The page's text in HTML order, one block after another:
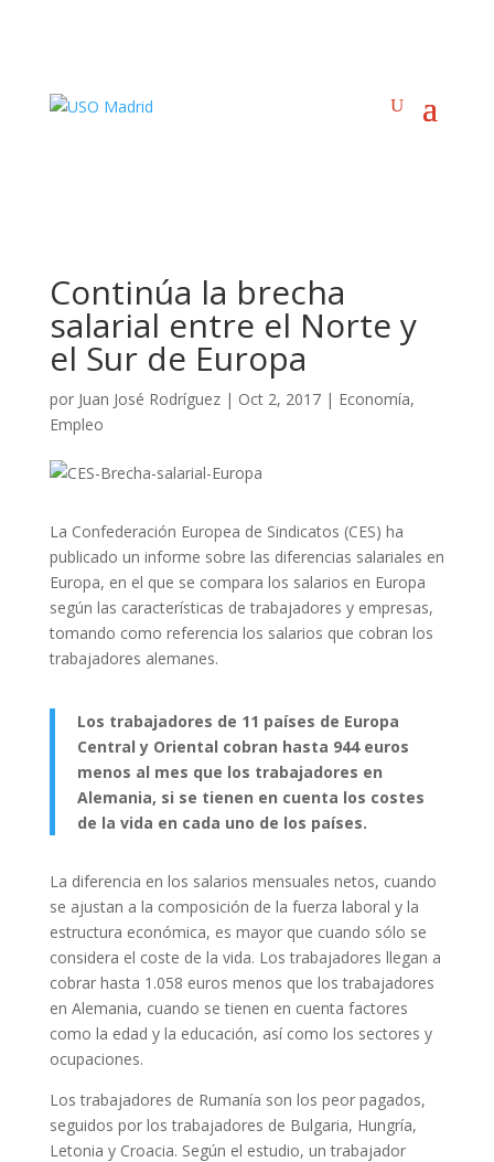
Continúa la brecha
salarial entre el Norte y
el Sur de Europa
por Juan José Rodríguez| Oct 2, 2017| Economía,
Empleo
La Confederación Europea de Sindicatos (CES) ha
publicado un informe sobre las diferencias salariales en
Europa, en el que se compara los salarios en Europa
según las características de trabajadores y empresas,
tomando como referencia los salarios que cobran los
trabajadores alemanes.
Los trabajadores de 11 países de Europa
Central y Oriental cobran hasta 944 euros
menos al mes que los trabajadores en
Alemania, si se tienen en cuenta los costes
de la vida en cada uno de los países.
La diferencia en los salarios mensuales netos, cuando
se ajustan a la composición de la fuerza laboral y la
estructura económica, es mayor que cuando sólo se
considera el coste de la vida. Los trabajadores llegan a
cobrar hasta 1.058 euros menos que los trabajadores
en Alemania, cuando se tienen en cuenta factores
como la edad y la educación, así como los sectores y
ocupaciones.
Los trabajadores de Rumanía son los peor pagados,
seguidos por los trabajadores de Bulgaria, Hungría,
Letonia y Croacia. Según el estudio, un trabajador